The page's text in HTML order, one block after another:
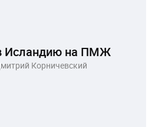
Исландию на ПМЖ
Корничевский